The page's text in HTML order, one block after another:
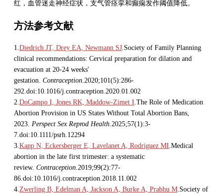
红，血管迷走神经症状，支气管痉挛和癫痫发作阈值降低。
方法参考文献
1.Diedrich JT, Drey EA, Newmann SJ.Society of Family Planning
clinical recommendations: Cervical preparation for dilation and
evacuation at 20-24 weeks'
gestation. Contraception.2020;101(5):286-
292.doi:10.1016/j.contraception.2020.01.002
2.DoCampo I, Jones RK, Maddow-Zimet I.The Role of Medication
Abortion Provision in US States Without Total Abortion Bans,
2023. Perspect Sex Reprod Health.2025;57(1):3-
7.doi:10.1111/psrh.12294
3.Kapp N, Eckersberger E, Lavelanet A, Rodriguez MI.Medical
abortion in the late first trimester: a systematic
review. Contraception.2019;99(2):77-
86.doi:10.1016/j.contraception.2018.11.002
4.Zwerling B, Edelman A, Jackson A, Burke A, Prabhu M.Society of